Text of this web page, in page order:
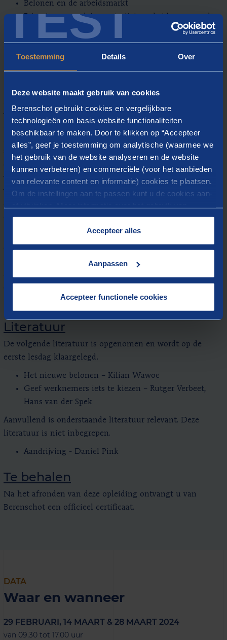
TEST
Toestemming Details Over
Deze website maakt gebruik van cookies
Berenschot gebruikt cookies en vergelijkbare
technologieën om basis website functionaliteiten
beschikbaar te maken. Door te klikken op “Accepteer
alles”, geef je toestemming om analytische (waarmee we
het gebruik van de website analyseren en de website
kunnen verbeteren) en commerciële (voor het aanbieden
van relevante content en informatie) cookies te plaatsen.
Om de instellingen aan te passen kunt u de cookies aan-
cookies op onze website treft u in onze
Accepteer alles
Aanpassen
Accepteer functionele cookies
Belonen en de arbeidsmarkt
Primaire, secundaire en tertiaire arbeidsvoorwaarden
Modern beloningsbeleid
Pensioenen
Maatschappelijk verantwoord belonen
Juridische kader belonen en wijzigingen in
Werkwijze
Deze leergang is praktisch ingericht, er wordt gebruik
gemaakt van relevante literatuur en theoretische
achtergronden. Tijdens de leergang 'Strategisch belonen
en arbeidsvoorwaarden' gaat u aan de slag met het
voorgaande van relevante literatuur en werkt aan de hand
van een aantal praktijkopdrachten uit. U deelt uw kennis
opgeleid om te leren van deskundigen uit uw eigen
Onze trainers begeleiden u met uw eigen businesscase. U
gaat aan de slag met een beloningsvraagstuk binnen uw
organisatie en formuleert een duidelijk plan van aanpak.
Literatuur
De volgende literatuur is opgenomen en wordt op de
eerste lesdag klaargelegd.
Het nieuwe belonen – Kilian Wawoe
Geef werknemers iets te kiezen – Rutger Verbeet,
Hans van der Spek
Aanvullend is onderstaande literatuur relevant. Deze
literatuur is niet inbegrepen.
Aandrijving - Daniel Pink
Te behalen
Na het afronden van deze opleiding ontvangt u van
Berenschot een officieel certificaat.
DATA
Waar en wanneer
29 FEBRUARI, 14 MAART & 28 MAART 2024
van 09.30 tot 17.00 uur